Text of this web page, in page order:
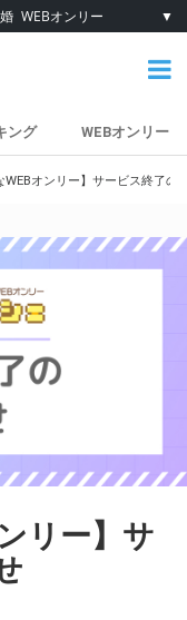
WEBオンリー ▼
ング WEBオンリー
WEBオンリー】サービス終了の
リー】サ